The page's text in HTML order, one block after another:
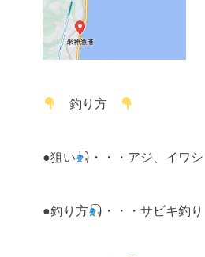
釣り方
●狙い ・・・アジ、イワシ
●釣り方 ・・・サビキ釣り